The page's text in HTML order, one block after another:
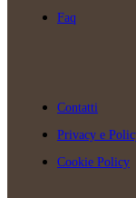
Faq
Contatti
Privacy e
Cookie Policy